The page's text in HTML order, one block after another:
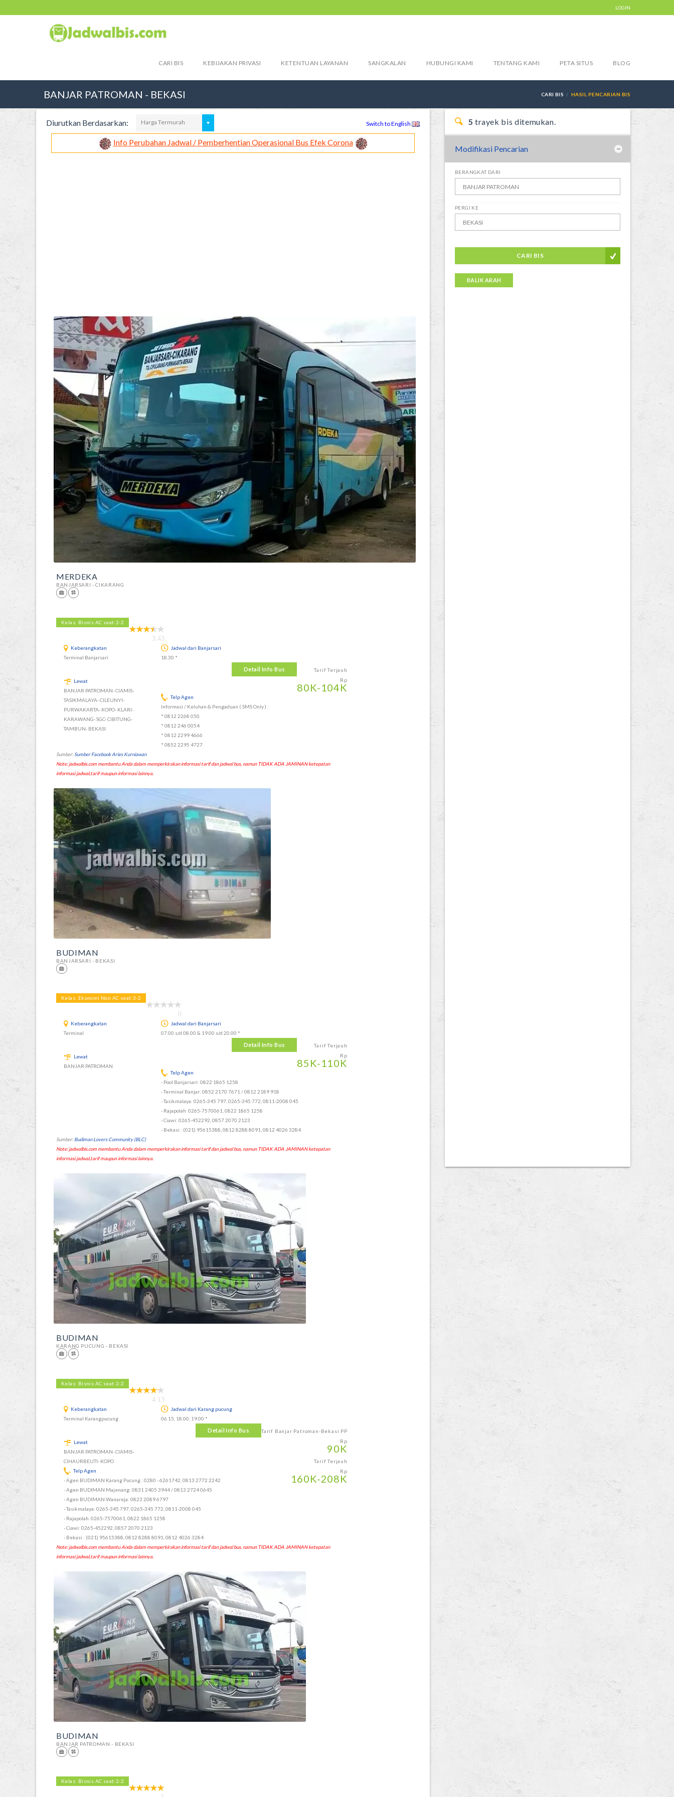
LOGIN
CARI BIS KEBIJAKAN PRIVASI KETENTUAN LAYANAN SANGKALAN HUBUNGI KAMI TENTANG KAMI PETA SITUS BLOG
BANJAR PATROMAN - BEKASI CARI BIS HASIL PENCARIAN BIS
Diurutkan Berdasarkan: Harga Termurah Switch to English
Info Perubahan Jadwal / Pemberhentian Operasional Bus Efek Corona
MERDEKA
BANJARSARI - CIKARANG
Kelas: Bisnis AC seat:2-2
3.43
Keberangkatan
Terminal Banjarsari
Jadwal dari Banjarsari
18.30 *
Tarif Terjauh
Rp
80K-104K
Detail Info Bus
Lewat
BANJAR PATROMAN- CIAMIS-
TASIKMALAYA- CILEUNYI-
PURWAKARTA- KOPO- KLARI-
KARAWANG- SGC- CIBITUNG-
TAMBUN- BEKASI
Telp Agen
Informasi / Keluhan & Pengaduan ( SMS Only ) :
* 0812 2268 050
* 0812 246 0054
* 0812 2299 4666
* 0852 2295 4727
Sumber:Sumber Facebook Aries Kurniawan
Note: jadwalbis.com membantu Anda dalam memperkirakan informasi tarif dan jadwal bus, namun TIDAK ADA JAMINAN ketepatan
informasi jadwal,tarif maupun informasi lainnya.
BUDIMAN
BANJARSARI - BEKASI
Kelas: Ekonomi Non AC seat:3-2
0
Keberangkatan
Terminal
Jadwal dari Banjarsari
07.00 s/d 08.00 & 19.00 s/d 20.00 *
Tarif Terjauh
Rp
85 K-110K
Detail Info Bus
Lewat
BANJAR PATROMAN
Telp Agen
- Pool Banjarsari: 0822 1865 1258
- Terminal Banjar: 0852 2170 7671 / 0812 2189 918
- Tasikmalaya: 0265-345 797, 0265-345 772, 0811-2008 045
- Rajapolah 0265-7570061, 0822 1865 1258
- Ciawi: 0265-452292, 0857 2070 2123
- Bekasi : (021) 95615388, 0812 8288 8091, 0812 4026 3284
Sumber:Budiman Lovers Community (BLC)
Note: jadwalbis.com membantu Anda dalam memperkirakan informasi tarif dan jadwal bus, namun TIDAK ADA JAMINAN ketepatan
informasi jadwal,tarif maupun informasi lainnya.
BUDIMAN
KARANG PUCUNG - BEKASI
Kelas: Bisnis AC seat:2-2
4.13
Keberangkatan
Terminal Karangpucung
Jadwal dari Karang pucung
06.15, 18.00, 19.00 *
Tarif Banjar Patroman-Bekasi PP
Rp
90K
Tarif Terjauh
Rp
160K-208K
Detail Info Bus
Lewat
BANJAR PATROMAN- CIAMIS-
CIHAURBEUTI- KOPO
Telp Agen
- Agen BUDIMAN Karang Pucung : 0280 - 6261742, 0813 2772 2242
- Agen BUDIMAN Majenang: 0831 2405 3944 / 0813 2724 0645
- Agen BUDIMAN Wanareja: 0823 2089 6797
- Tasikmalaya: 0265-345 797, 0265-345 772, 0811-2008 045
- Rajapolah 0265-7570061, 0822 1865 1258
- Ciawi: 0265-452292, 0857 2070 2123
- Bekasi : (021) 95615388, 0812 8288 8091, 0812 4026 3284
Note: jadwalbis.com membantu Anda dalam memperkirakan informasi tarif dan jadwal bus, namun TIDAK ADA JAMINAN ketepatan
informasi jadwal,tarif maupun informasi lainnya.
BUDIMAN
BANJAR PATROMAN - BEKASI
Kelas: Bisnis AC seat:2-2
5 trayek bis ditemukan.
Modifikasi Pencarian
BERANGKAT DARI
PERGI KE
CARI BIS
BALIK ARAH